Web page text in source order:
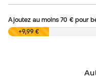
Ajoutez au moins70 €pour
0,00 €+9,99 €